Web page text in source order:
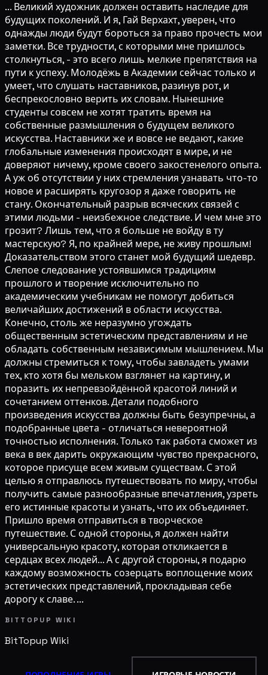
... Великий художник должен оставить наследие для
будущих поколений. И я, Гай Верхахт, уверен, что
однажды люди будут бороться за право прочесть мои
заметки. Все трудности, с которыми мне пришлось
столкнуться, - это всего лишь мелкие препятствия на
пути к успеху. Молодёжь в Академии сейчас только и
умеет, что слушать наставников, разинув рот, и
беспрекословно верить их словам. Нынешние
студенты совсем не хотят тратить время на
собственные размышления о будущем великого
искусства. Наставники же и вовсе не ведают, какие
глобальные изменения происходят в мире, и не
доверяют ничему, кроме своего закостенелого опыта.
А уж об отсутствии у них стремления узнавать что-то
новое и расширять кругозор я даже говорить не
стану. Окончательный разрыв всяческих связей с
этими людьми - неизбежное следствие. И чем мне это
грозит? Лишь тем, что я больше не войду в ту
мастерскую? Я, по крайней мере, не живу прошлым!
Доказательством этого станет мой будущий шедевр.
Слепое следование устоявшимся традициям
прошлого и творение исключительно по
академическим учебникам не помогут добиться
величайших достижений в области искусства.
Конечно, столь же неразумно угождать
общественным эстетическим представлениям и не
обладать собственным независимым мышлением. Мы
должны стремиться к тому, чтобы завладеть умами
тех, кто хотя бы мельком взглянет на картину, и
поразить их непревзойдённой красотой линий и
сочетанием оттенков. Детали подобного
произведения искусства должны быть безупречны, а
подобранные цвета - отличаться невероятной
точностью исполнения. Только так работа сможет из
века в век дарить окружающим чувство прекрасного,
которое присуще всем живым существам. С этой
целью я отправлюсь путешествовать по миру, чтобы
получить самые разнообразные впечатления, узреть
его истинные красоты и узнать, что их объединяет.
Пришло время отправиться в творческое
путешествие. С одной стороны, я должен найти
универсальную красоту, которая откликается в
сердцах всех людей... А с другой стороны, я подарю
каждому возможность созерцать воплощение моих
эстетических представлений, прокладывая себе
дорогу к славе. ...
BITTOPUP WIKI
BitTopup Wiki